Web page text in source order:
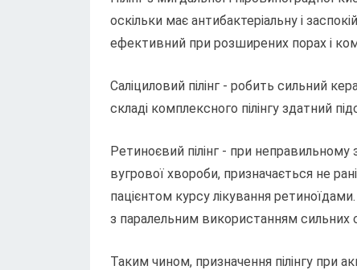
оскільки має антибактеріальну і
ефективний при розширених порах і
Саліциловий пілінг - робить сильний
складі комплексного пілінгу здатний
Ретиноєвий пілінг - при
вугрової хвороби, призначається не
пацієнтом курсу лікування
з паралельним використанням сильних
Таким чином, призначення пілінгу при